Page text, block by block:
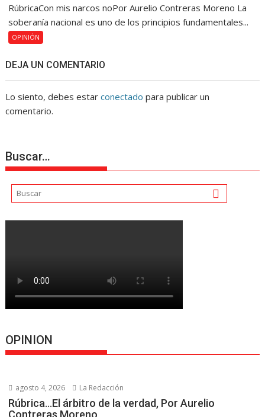
RúbricaCon mis narcos noPor Aurelio Contreras Moreno La
soberanía nacional es uno de los principios fundamentales...
OPINIÓN
DEJA UN COMENTARIO
Lo siento, debes estarconectado para publicar un
comentario.
Buscar…
OPINION
agosto 4, 2026 La Redacción
Rúbrica…El árbitro de la verdad, Por Aurelio
Contreras Moreno